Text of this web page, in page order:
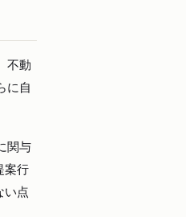
不動
に自
関与
案行
い点